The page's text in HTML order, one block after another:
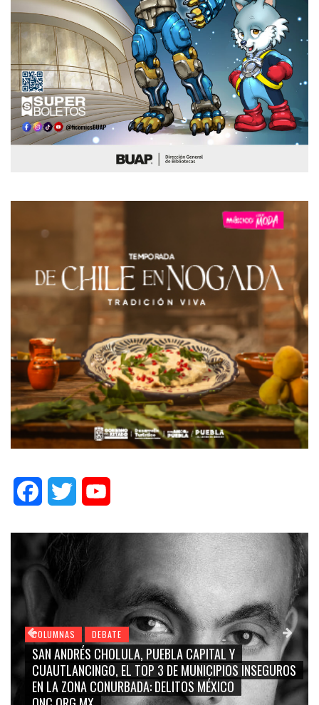
FacebookTwitter
COLUMNAS DEBATE
GRACE PALOMARES, NAY SALVATORI, SERGIO
CARMEN SALINAS “LA CORCHOLATA”,
BLANCO, SILVIA PINAL: LA TRIVIALIZACIÓN Y